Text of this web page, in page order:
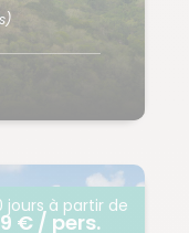
jours à partir de
€ / pers.